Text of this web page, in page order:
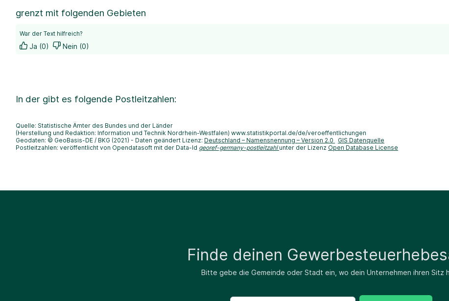
grenzt mit folgenden Gebieten
War der Text hilfreich?
Ja (0) Nein (0)
In der gibt es folgende Postleitzahlen:
Quelle: Statistische Ämter des Bundes und der Länder
(Herstellung und Redaktion: Information und Technik Nordrhein-Westfalen) www.statistikportal.de/de/veroeffentlichungen
Geodaten: © GeoBasis-DE / BKG (2021) - Daten geändert Lizenz: Deutschland – Namensnennung – Version 2.0
GIS Datenquelle
Postleitzahlen: veröffentlicht von Opendatasoft mit der Data-Id georef-germany-postleitzahl unter der Lizenz Open Database License
Finde deinen
Bitte gebe die Gemeinde oder Stadt ein, wo dein Unternehmen ihren Sitz